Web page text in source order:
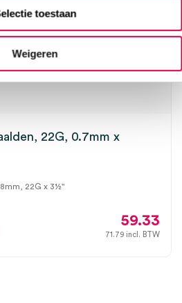
toestaan
Weigeren
22G, 0.7mm x
22G x 3½"
59.33
71.79 incl. BTW